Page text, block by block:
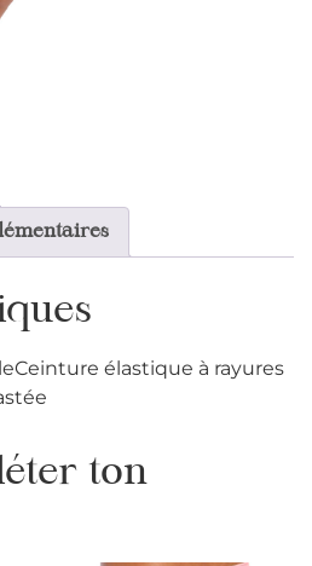
élastique à rayures
ton